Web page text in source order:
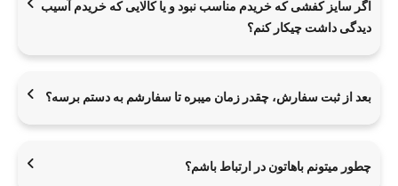
اگر سایز کفشی که خریدم مناسب نبود و یا کالایی که خریدم آسیب
دیدگی داشت چیکار کنم؟
بعد از ثبت سفارش، چقدر زمان میبره تا سفارشم به دستم برسه؟
چطور میتونم باهاتون در ارتباط باشم؟